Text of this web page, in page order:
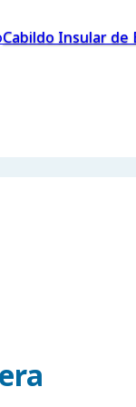
Cabildo Insular de